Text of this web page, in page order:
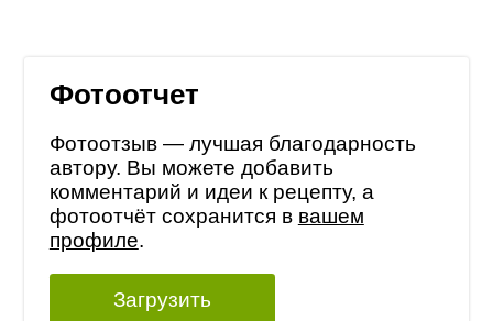
Фотоотчет
Фотоотзыв — лучшая благодарность
автору. Вы можете добавить
комментарий и идеи к рецепту, а
фотоотчёт сохранится в вашем
профиле.
Загрузить